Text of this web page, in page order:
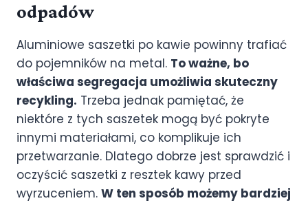
odpadów
Aluminiowe saszetki po kawie powinny trafiać
do pojemników na metal. To ważne, bo
właściwa segregacja umożliwia skuteczny
recykling. Trzeba jednak pamiętać, że
niektóre z tych saszetek mogą być pokryte
innymi materiałami, co komplikuje ich
przetwarzanie. Dlatego dobrze jest sprawdzić i
oczyścić saszetki z resztek kawy przed
wyrzuceniem. W ten sposób możemy bardziej